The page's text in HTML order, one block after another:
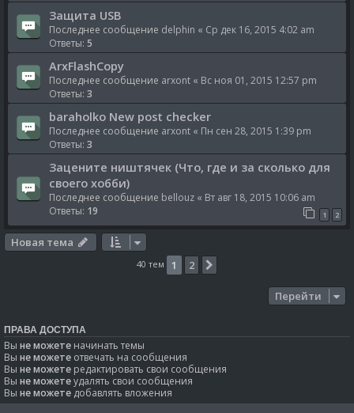
Защита USB
Последнее сообщение delphin « Ср дек 16, 2015 4:02 am
Ответы: 5
ArxFlashCopy
Последнее сообщение arxont « Вс ноя 01, 2015 12:57 pm
Ответы: 3
baraholko New post checker
Последнее сообщение arxont « Пн сен 28, 2015 1:39 pm
Ответы: 3
Зацените ништячек (Что, где и за сколько для
своего хобби)
Последнее сообщение bellouz « Вт авг 18, 2015 10:06 am
Ответы: 19 1 2
Новая тема
40 тем 1 2
Перейти
ПРАВА ДОСТУПА
Вы не можете начинать темы
Вы не можете отвечать на сообщения
Вы не можете редактировать свои сообщения
Вы не можетеудалять свои сообщения
Вы не можете добавлять вложения